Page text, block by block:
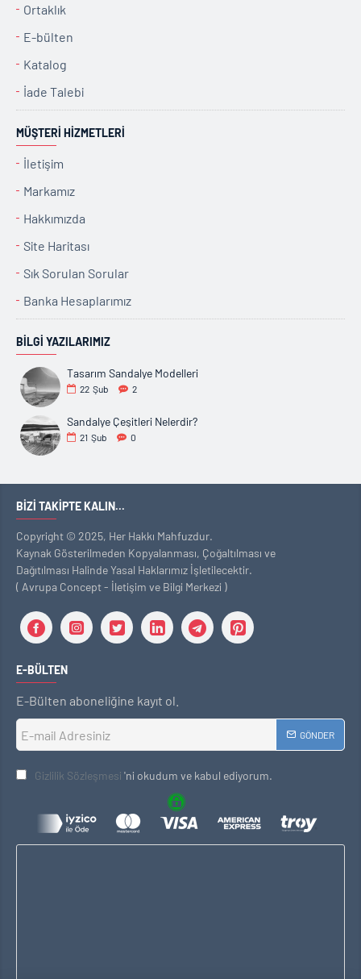
Ortaklık
E-bülten
Katalog
İade Talebi
MÜŞTERI HIZMETLERI
İletişim
Markamız
Hakkımızda
Site Haritası
Sık Sorulan Sorular
Banka Hesaplarımız
BILGI YAZILARIMIZ
Tasarım Sandalye Modelleri
22 Şub 2
Sandalye Çeşitleri Nelerdir?
21 Şub 0
BIZI TAKIPTE KALIN...
Copyright © 2025, Her Hakkı Mahfuzdur.
Kaynak Gösterilmeden Kopyalanması, Çoğaltılması ve
Dağıtılması Halinde Yasal Haklarımız İşletilecektir.
( Avrupa Concept - İletişim ve Bilgi Merkezi )
E-BÜLTEN
E-Bülten aboneliğine kayıt ol.
GÖNDER
Gizlilik Sözleşmesi 'ni okudum ve kabul ediyorum.